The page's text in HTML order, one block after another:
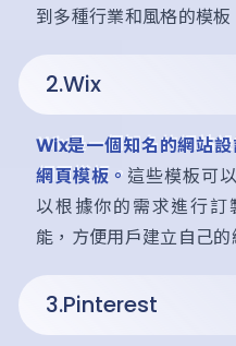
到多種行業和風格的模
2.Wix
Wix是一個知名的網站
網頁模板。 這些模板可
以根據你的需求進行
能，方便用戶建立自己的
3.Pinterest